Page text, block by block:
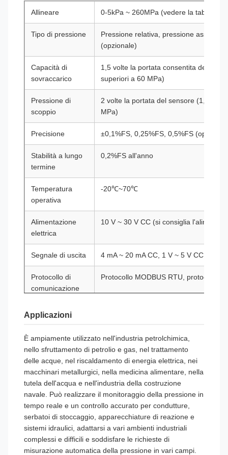
Allineare 0-5kPa ~ 260MPa (vedere la tabella di
Tipo di pressione
Pressione relativa, pressione assoluta,
(opzionale)
Capacità di
sovraccarico
1,5 volte la portata consentita del
superiori a 60 MPa)
Pressione di
scoppio
2 volte la portata del sensore (1,5
MPa)
Precisione ±0,1%FS, 0,25%FS, 0,5%FS
Stabilità a lungo
termine
0,2%FS all'anno
Temperatura
operativa
-20℃~70℃
Alimentazione
elettrica
10 V ~ 30 V CC (si consiglia
Segnale di uscita 4 mA ~ 20 mA CC, 1 V ~ 5 V CC,
Protocollo di
comunicazione
Protocollo MODBUS RTU, protocollo
Interfaccia
elettrica
Livello di
protezione
IP65, IP68
Classificazione
antideflagrante
Ex ia IIC T4 Ga, Ex d IIC T6 Gb, Ex
Periodo di
garanzia
12 mesi
Applicazioni
È ampiamente utilizzato nell'industria petrolchimica,
nello sfruttamento di petrolio e gas, nel trattamento
delle acque, nel riscaldamento di energia elettrica, nei
macchinari metallurgici, nella medicina alimentare, nella
tutela dell'acqua e nell'industria della costruzione
navale. Può realizzare il monitoraggio della pressione in
tempo reale e un controllo accurato per condutture,
serbatoi di stoccaggio, apparecchiature di reazione e
sistemi idraulici, adattarsi a vari ambienti industriali
complessi e difficili e soddisfare le richieste di
misurazione automatica della pressione in vari campi.